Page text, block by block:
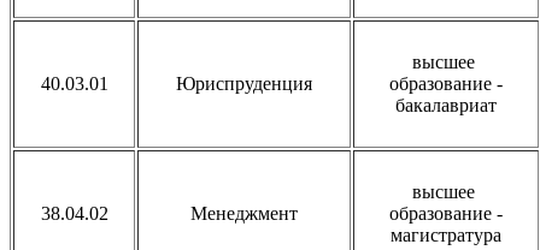
40.03.01 Юриспруденция
высшее
образование -
бакалавриат
38.04.02 Менеджмент
высшее
образование -
магистратура